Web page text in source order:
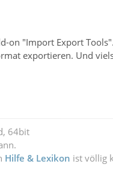
on "Import Export
exportieren. Und
64bit
Hilfe & Lexikon ist völlig